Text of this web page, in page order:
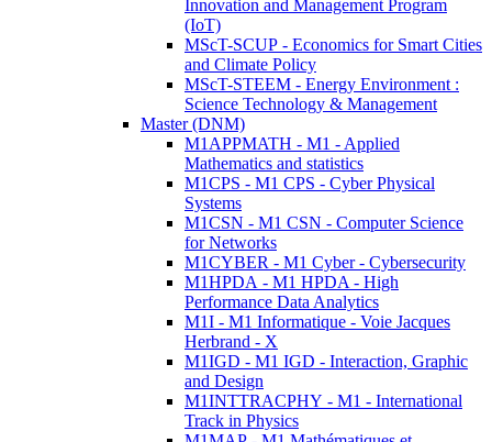
Innovation and Management Program
(IoT)
MScT-SCUP - Economics for Smart Cities
and Climate Policy
MScT-STEEM - Energy Environment :
Science Technology & Management
Master (DNM)
M1APPMATH - M1 - Applied
Mathematics and statistics
M1CPS - M1 CPS - Cyber Physical
Systems
M1CSN - M1 CSN - Computer Science
for Networks
M1CYBER - M1 Cyber - Cybersecurity
M1HPDA - M1 HPDA - High
Performance Data Analytics
M1I - M1 Informatique - Voie Jacques
Herbrand - X
M1IGD - M1 IGD - Interaction, Graphic
and Design
M1INTTRACPHY - M1 - International
Track in Physics